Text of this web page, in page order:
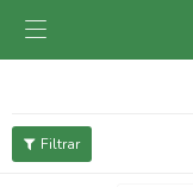
